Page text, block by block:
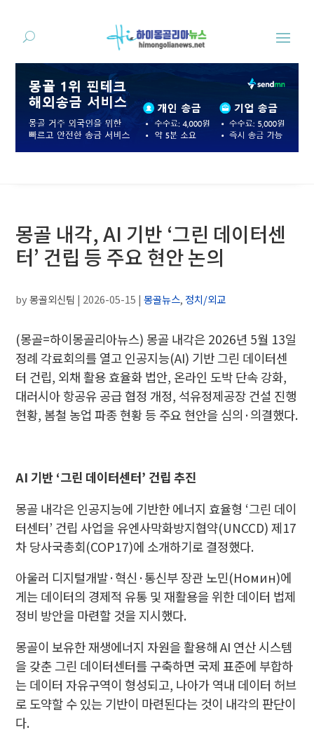
몽골 내각, AI 기반 ‘그린 데이터센
터’ 건립 등 주요 현안 논의
by몽골외신팀 | 2026-05-15 |몽골뉴스, 정치/외교
(몽골=하이몽골리아뉴스) 몽골 내각은 2026년 5월 13일
정례 각료회의를 열고 인공지능(AI) 기반 그린 데이터센
터 건립, 외채 활용 효율화 법안, 온라인 도박 단속 강화,
대러시아 항공유 공급 협정 개정, 석유정제공장 건설 진행
현황, 봄철 농업 파종 현황 등 주요 현안을 심의·의결했다.
AI 기반 ‘그린 데이터센터’ 건립 추진
몽골 내각은 인공지능에 기반한 에너지 효율형 ‘그린 데이
터센터’ 건립 사업을 유엔사막화방지협약(UNCCD) 제17
차 당사국총회(COP17)에 소개하기로 결정했다.
아울러 디지털개발·혁신·통신부 장관 노민(Номин)에
게는 데이터의 경제적 유통 및 재활용을 위한 데이터 법제
정비 방안을 마련할 것을 지시했다.
몽골이 보유한 재생에너지 자원을 활용해 AI 연산 시스템
을 갖춘 그린 데이터센터를 구축하면 국제 표준에 부합하
는 데이터 자유구역이 형성되고, 나아가 역내 데이터 허브
로 도약할 수 있는 기반이 마련된다는 것이 내각의 판단이
다.